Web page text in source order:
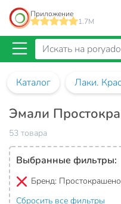
Приложение
1.7M
Каталог Лаки.
Эмали
53 товара
Выбранные фильтры:
Бренд: Простокрашено
Сбросить все фильтры